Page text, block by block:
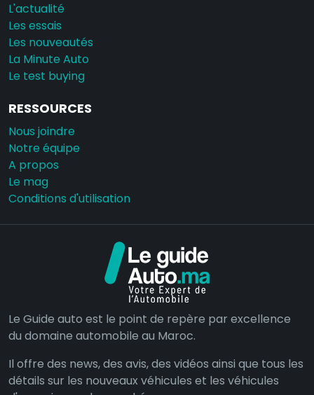
L'actualité
Les essais
Les nouveautés
La Minute Auto
Le test buying
RESSOURCES
Nous joindre
Notre équipe
A propos
Le mag
Conditions d'utilisation
Le Guide auto est le point de repère par excellence
du domaine automobile au Maroc.
Il offre des news, des avis, des vidéos ainsi que tous les
détails sur les nouveaux véhicules et les véhicules